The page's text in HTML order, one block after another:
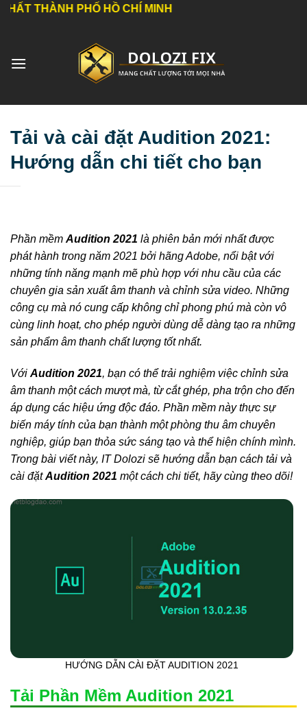
Bỏ
dung
PHỐ HỒ CHÍ MINH
Tải và cài đặt Audition 2021:
Hướng dẫn chi tiết cho bạn
Phần mềm Audition 2021 là phiên bản mới nhất được
phát hành trong năm 2021 bởi hãng Adobe, nổi bật với
những tính năng mạnh mẽ phù hợp với nhu cầu của các
chuyên gia sản xuất âm thanh và chỉnh sửa video. Những
công cụ mà nó cung cấp không chỉ phong phú mà còn vô
cùng linh hoạt, cho phép người dùng dễ dàng tạo ra những
sản phẩm âm thanh chất lượng tốt nhất.
Với Audition 2021, bạn có thể trải nghiệm việc chỉnh sửa
âm thanh một cách mượt mà, từ cắt ghép, pha trộn cho đến
áp dụng các hiệu ứng độc đáo. Phần mềm này thực sự
biến máy tính của bạn thành một phòng thu âm chuyên
nghiệp, giúp bạn thỏa sức sáng tạo và thể hiện chính mình.
Trong bài viết này, IT Dolozi sẽ hướng dẫn bạn cách tải và
cài đặtAudition 2021 một cách chi tiết, hãy cùng theo dõi!
HƯỚNG DẪN CÀI ĐẶT AUDITION 2021
Tải Phần Mềm Audition 2021